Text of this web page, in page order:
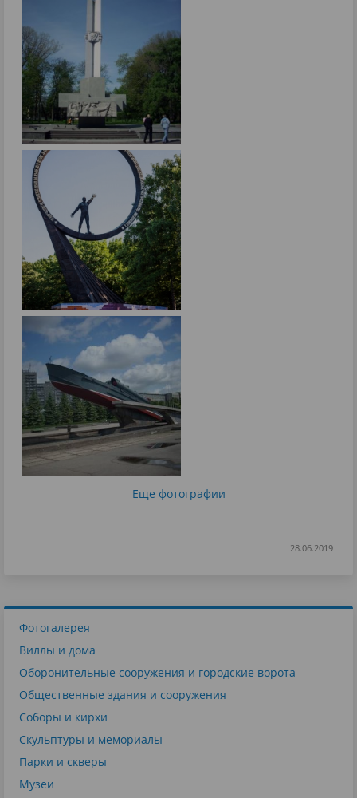
Еще фотографии
28.06.2019
Фотогалерея
Виллы и дома
Оборонительные сооружения и городские ворота
Общественные здания и сооружения
Соборы и кирхи
Скульптуры и мемориалы
Парки и скверы
Музеи